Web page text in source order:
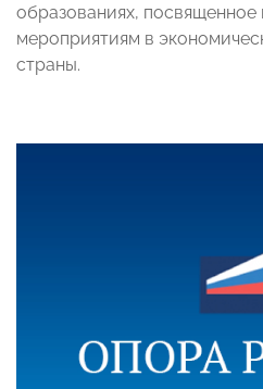
образованиях,
мероприятиям в
страны.